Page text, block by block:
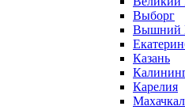
Выборг
Вышний
Казань
Карелия